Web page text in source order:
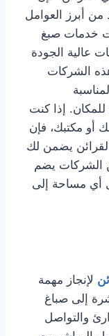
من أبرز العوامل
خدمات صبغ
عالية الجودة
الشركات
إذا كنت
أو مكتبك، فإن
يضمن لك
الشركات يضم
أي مساحة إلى
لإنجاز مهمة
إلى صباغ
والتواصل